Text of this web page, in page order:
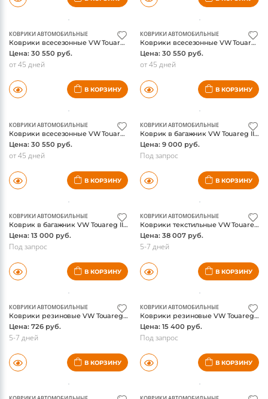
КОВРИКИ АВТОМОБИЛЬНЫЕ
Коврики всесезонные VW Touareg 2010-, WeatherTech, черные, для а/м с 4-х зонным климат контролем
Цена: 30 550 руб.
от 45 дней
В КОРЗИНУ
КОВРИКИ АВТОМОБИЛЬНЫЕ
Коврики всесезонные VW Touareg 2010-, WeatherTech, бежевые, для а/м с 4-х зонным климат контролем
Цена: 30 550 руб.
от 45 дней
В КОРЗИНУ
КОВРИКИ АВТОМОБИЛЬНЫЕ
Коврики всесезонные VW Touareg 2010-, WeatherTech, серые, для а/м с 4-х зонным климат контролем
Цена: 30 550 руб.
от 45 дней
В КОРЗИНУ
КОВРИКИ АВТОМОБИЛЬНЫЕ
Коврик в багажник VW Touareg II (7P) 2010-, оригинал
Цена: 9 000 руб.
Под запрос
В КОРЗИНУ
КОВРИКИ АВТОМОБИЛЬНЫЕ
Коврик в багажник VW Touareg II (7P) 2010-, с лого, оригинал
Цена: 13 000 руб.
Под запрос
В КОРЗИНУ
КОВРИКИ АВТОМОБИЛЬНЫЕ
Коврики текстильные VW Touareg II (7P) 2010-, оригинал
Цена: 38 007 руб.
5-7 дней
В КОРЗИНУ
КОВРИКИ АВТОМОБИЛЬНЫЕ
Коврики резиновые VW Touareg II (7P) 2010-, задние, оригинал
Цена: 726 руб.
5-7 дней
В КОРЗИНУ
КОВРИКИ АВТОМОБИЛЬНЫЕ
Коврики резиновые VW Touareg II (7P) 2010-, без лого, оригинал
Цена: 15 400 руб.
Под запрос
В КОРЗИНУ